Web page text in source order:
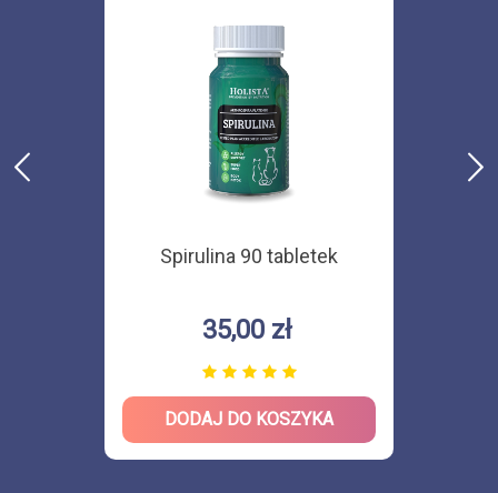
Spirulina 90 tabletek
35,00 zł
DODAJ DO KOSZYKA